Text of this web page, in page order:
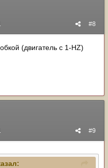
#8
(двигатель с 1-HZ)
#9